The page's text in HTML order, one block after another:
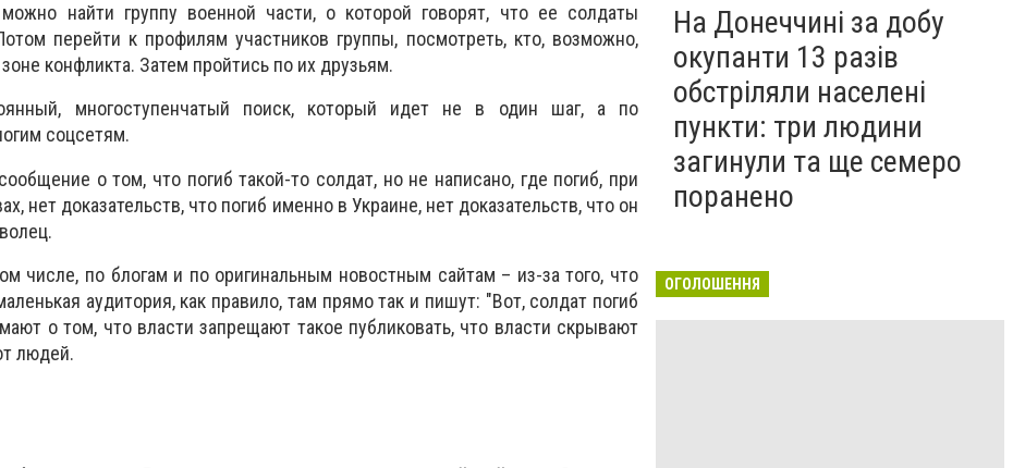
найти группу военной части, о которой говорят, что ее солдаты
перейти к профилям участников группы, посмотреть, кто, возможно,
конфликта. Затем пройтись по их друзьям.
многоступенчатый поиск, который идет не в один шаг, а по
соцсетям.
о том, что погиб такой-то солдат, но не написано, где погиб, при
нет доказательств, что погиб именно в Украине, нет доказательств, что он
числе, по блогам и по оригинальным новостным сайтам – из-за того, что
аудитория, как правило, там прямо так и пишут: "Вот, солдат погиб
о том, что власти запрещают такое публиковать, что власти скрывают
людей.
На Донеччині за добу
окупанти 13 разів
обстріляли населені
пункти: три людини
загинули та ще семеро
поранено
ОГОЛОШЕННЯ